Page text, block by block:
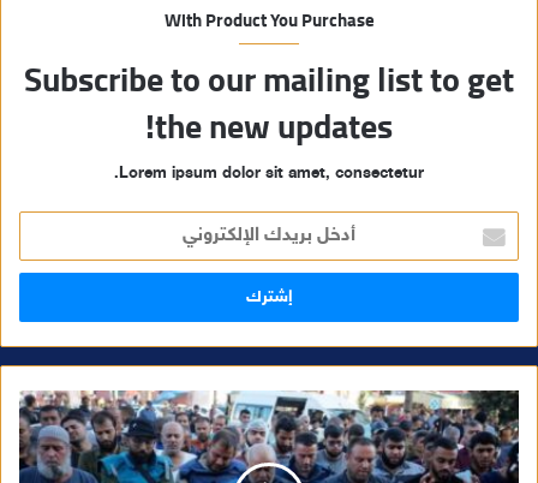
With Product You Purchase
Subscribe to our mailing list to get
the new updates!
Lorem ipsum dolor sit amet, consectetur.
خ
ل
ر
ا
ل
إ
ل
ك